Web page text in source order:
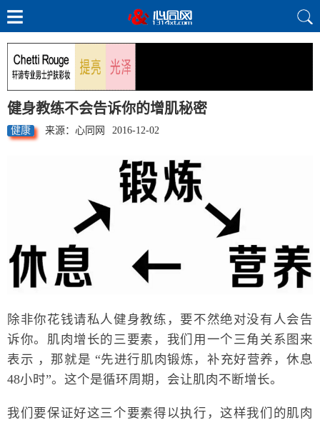
健身教练不会告诉你的增肌秘密
健康 来源：心同网 2016-12-02
除非你花钱请私人健身教练，要不然绝对没有人会告
诉你。肌肉增长的三要素，我们用一个三角关系图来
表示 ，那就是 “先进行肌肉锻炼，补充好营养，休息
48小时”。这个是循环周期，会让肌肉不断增长。
我们要保证好这三个要素得以执行，这样我们的肌肉